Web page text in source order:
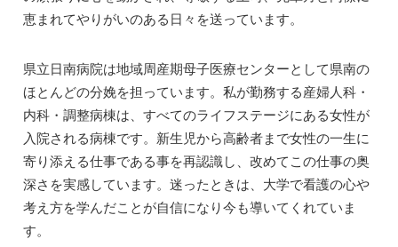
恵まれてやりがいのある日々を送っています。
県立日南病院は地域周産期母子医療センターとして県南の
ほとんどの分娩を担っています。私が勤務する産婦人科・
内科・調整病棟は、すべてのライフステージにある女性が
入院される病棟です。新生児から高齢者まで女性の一生に
寄り添える仕事である事を再認識し、改めてこの仕事の奥
深さを実感しています。迷ったときは、大学で看護の心や
考え方を学んだことが自信になり今も導いてくれていま
す。